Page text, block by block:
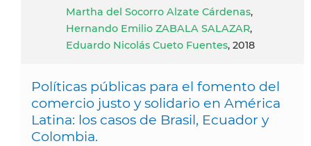
Martha del Socorro Alzate Cárdenas,
Hernando Emilio ZABALA SALAZAR,
Eduardo Nicolás Cueto Fuentes, 2018
Políticas públicas para el fomento del
comercio justo y solidario en América
Latina: los casos de Brasil, Ecuador y
Colombia.